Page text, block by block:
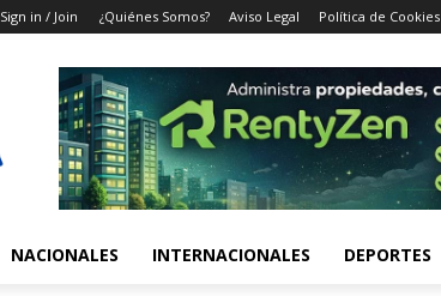
Sign in / Join ¿Quiénes Somos? Aviso Legal Política de Cookies
NACIONALES INTERNACIONALES DEPORTES